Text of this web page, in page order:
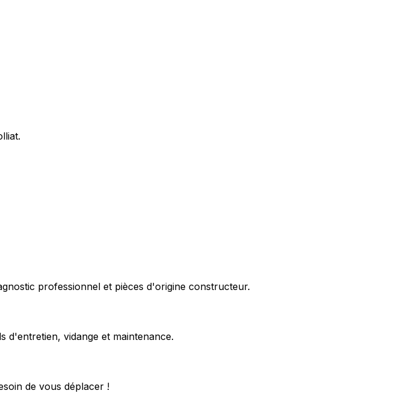
professionnel et pièces d'origine constructeur.
d'entretien, vidange et maintenance.
de vous déplacer !